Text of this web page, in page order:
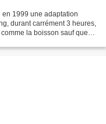
en 1999 une adaptation
durant carrément 3 heures,
la boisson sauf que